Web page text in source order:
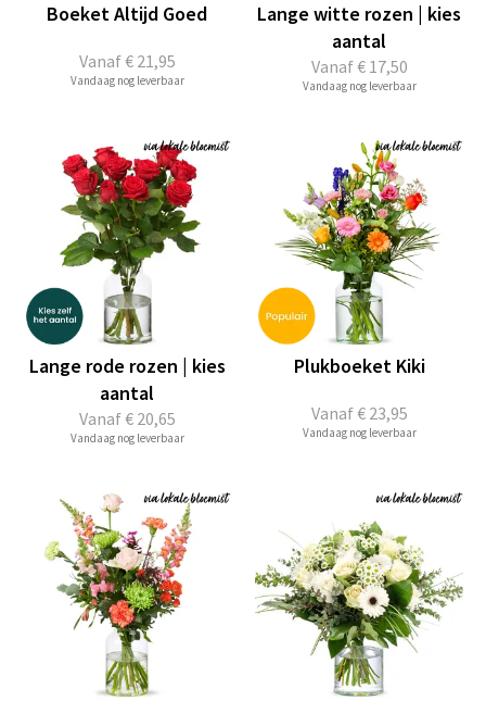
Vanaf€ 21,95
Boeket Altijd Goed
Vandaag nog leverbaar
Vanaf€ 17,50
Lange witte rozen | kies
aantal
Vandaag nog leverbaar
Vanaf€ 20,65
Lange rode rozen | kies
aantal
Vandaag nog leverbaar
Vanaf€ 23,95
Plukboeket Kiki
Vandaag nog leverbaar